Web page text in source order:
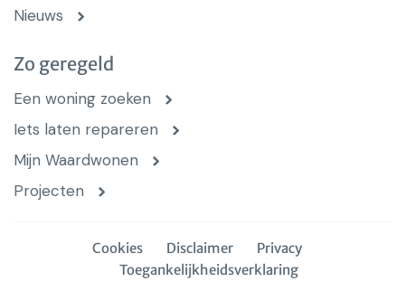
Nieuws
Zo geregeld
Een woning zoeken
Iets laten repareren
Mijn Waardwonen
Projecten
Cookies Disclaimer
Privacy
Toegankelijkheidsverklaring